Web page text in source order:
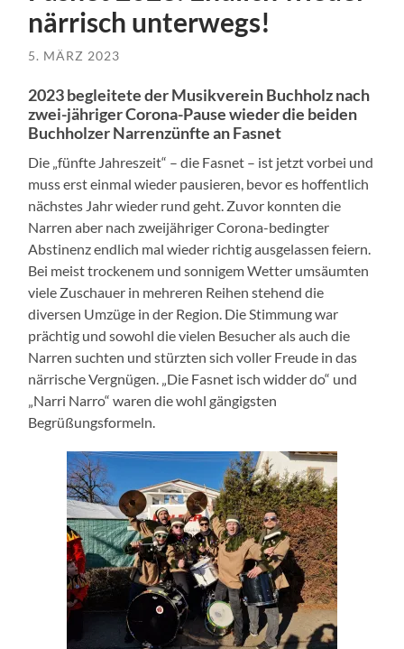
närrisch unterwegs!
5. MÄRZ 2023
2023 begleitete der Musikverein Buchholz nach
zwei-jähriger Corona-Pause wieder die beiden
Buchholzer Narrenzünfte an Fasnet
Die „fünfte Jahreszeit“ – die Fasnet – ist jetzt vorbei und
muss erst einmal wieder pausieren, bevor es hoffentlich
nächstes Jahr wieder rund geht. Zuvor konnten die
Narren aber nach zweijähriger Corona-bedingter
Abstinenz endlich mal wieder richtig ausgelassen feiern.
Bei meist trockenem und sonnigem Wetter umsäumten
viele Zuschauer in mehreren Reihen stehend die
diversen Umzüge in der Region. Die Stimmung war
prächtig und sowohl die vielen Besucher als auch die
Narren suchten und stürzten sich voller Freude in das
närrische Vergnügen. „Die Fasnet isch widder do“ und
„Narri Narro“ waren die wohl gängigsten
Begrüßungsformeln.